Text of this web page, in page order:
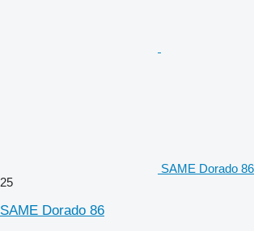
SAME Dorado
25
SAME Dorado 86